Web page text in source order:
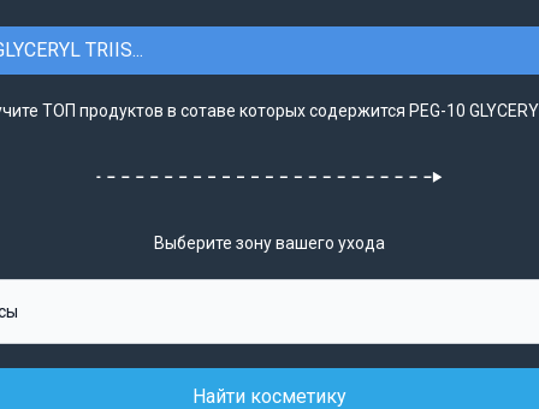
TRIIS...
ТОП продуктов в сотаве которых содержится PEG-10 GLYCERYL
Выберите зону вашего ухода
Найти косметику